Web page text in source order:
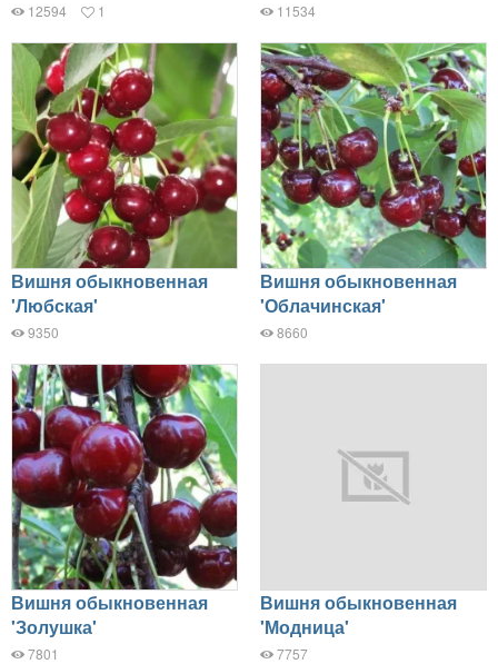
12594 1 11534
Вишня обыкновенная
'Любская'
9350
Вишня обыкновенная
'Облачинская'
8660
Вишня обыкновенная
'Золушка'
7801
Вишня обыкновенная
'Модница'
7757